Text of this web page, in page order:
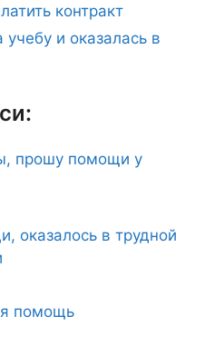
контракт
учебу и оказалась в
прошу помощи у
оказалось в трудной
помощь